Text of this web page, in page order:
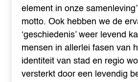
element in onze
motto. Ook hebben we de
‘geschiedenis’ weer levend
mensen in allerlei fasen van
identiteit van stad en regio
versterkt door een levendig